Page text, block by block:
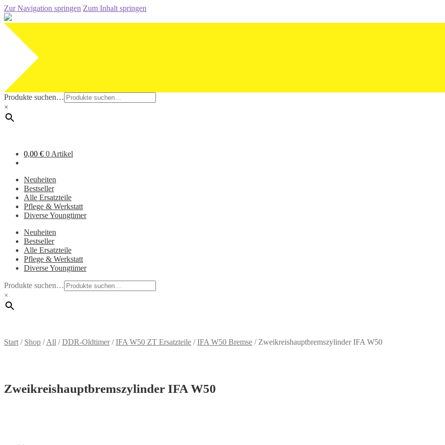
Zur Navigation springen Zum Inhalt springen
Produkte suchen…
×
0,00 € 0 Artikel
Neuheiten
Bestseller
Alle Ersatzteile
Pflege & Werkstatt
Diverse Youngtimer
Neuheiten
Bestseller
Alle Ersatzteile
Pflege & Werkstatt
Diverse Youngtimer
Produkte suchen…
×
Start / Shop /All /DDR-Oldtimer/IFA W50 ZT Ersatzteile /IFA W50 Bremse / Zweikreishauptbremszylinder IFA W50
Zweikreishauptbremszylinder IFA W50